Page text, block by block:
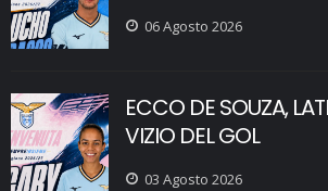
06 Agosto 2026
ECCO DE SOUZA,
VIZIO DEL GOL
03 Agosto 2026